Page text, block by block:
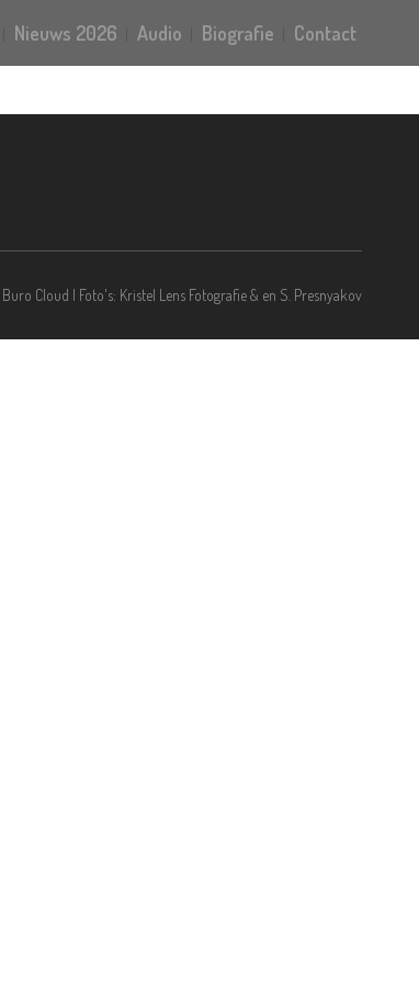
Nieuws 2026 Audio Biografie Contact
Buro Cloud | Foto's: Kristel Lens Fotografie & en S. Presnyakov